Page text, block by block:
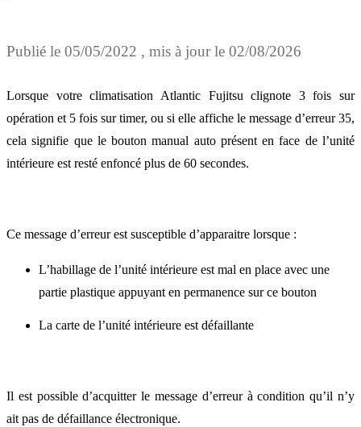
Publié le 05/05/2022 , mis à jour le 02/08/2026
Lorsque votre climatisation Atlantic Fujitsu clignote 3 fois sur
opération et 5 fois sur timer, ou si elle affiche le message d’erreur 35,
cela signifie que le bouton manual auto présent en face de l’unité
intérieure est resté enfoncé plus de 60 secondes.
Ce message d’erreur est susceptible d’apparaitre lorsque :
L’habillage de l’unité intérieure est mal en place avec une
partie plastique appuyant en permanence sur ce bouton
La carte de l’unité intérieure est défaillante
Il est possible d’acquitter le message d’erreur à condition qu’il n’y
ait pas de défaillance électronique.